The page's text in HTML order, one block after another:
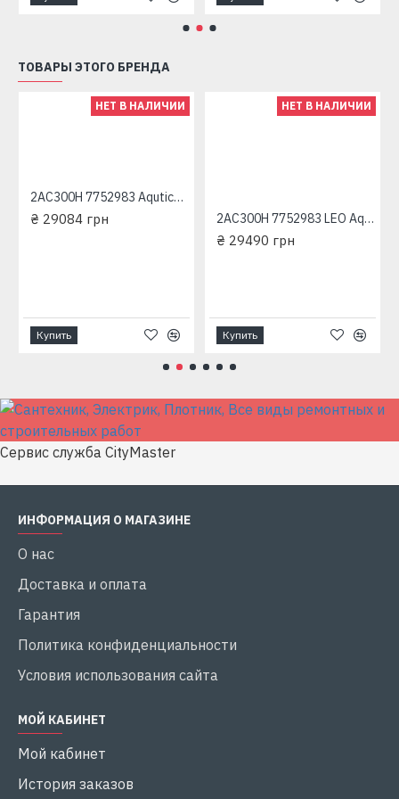
ТОВАРЫ ЭТОГО БРЕНДА
НЕТ В НАЛИЧИИ
2AC300H 7752983 Aqutica трехфазный насос центробежный многоступенчатый
₴ 29084 грн
Купить
НЕТ В НАЛИЧИИ
2AC300H 7752983 LEO Aquatica трехфазный насос центробежный многоступенчатый
₴ 29490 грн
Купить
Сервис служба CityMaster
ИНФОРМАЦИЯ О МАГАЗИНЕ
О нас
Доставка и оплата
Гарантия
Политика конфиденциальности
Условия использования сайта
МОЙ КАБИНЕТ
Мой кабинет
История заказов